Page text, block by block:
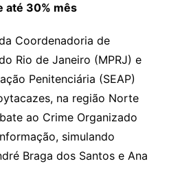
até 30% mês
Coordenadoria de
Rio de Janeiro (MPRJ) e
Penitenciária (SEAP)
na região Norte
ao Crime Organizado
simulando
Braga dos Santos e Ana